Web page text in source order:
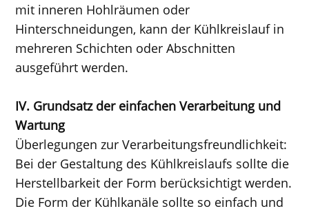
mit inneren Hohlräumen oder
Hinterschneidungen, kann der Kühlkreislauf in
mehreren Schichten oder Abschnitten
ausgeführt werden.
IV. Grundsatz der einfachen Verarbeitung und
Wartung
Überlegungen zur Verarbeitungsfreundlichkeit:
Bei der Gestaltung des Kühlkreislaufs sollte die
Herstellbarkeit der Form berücksichtigt werden.
Die Form der Kühlkanäle sollte so einfach und